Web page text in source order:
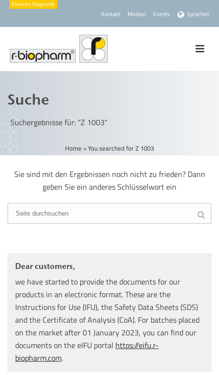
Kontakt Medien Events Sprachen
Suche
Suchergebnisse für: "Z 1003"
Home »You searched for Z 1003
Sie sind mit den Ergebnissen noch nicht zu frieden? Dann
geben Sie ein anderes Schlüsselwort ein
Dear customers,
we have started to provide the documents for our
products in an electronic format. These are the
Instructions for Use (IFU), the Safety Data Sheets (SDS)
and the Certificate of Analysis (CoA). For batches placed
on the market after 01 January 2023, you can find our
documents on the eIFU portal https://eifu.r-
biopharm.com.